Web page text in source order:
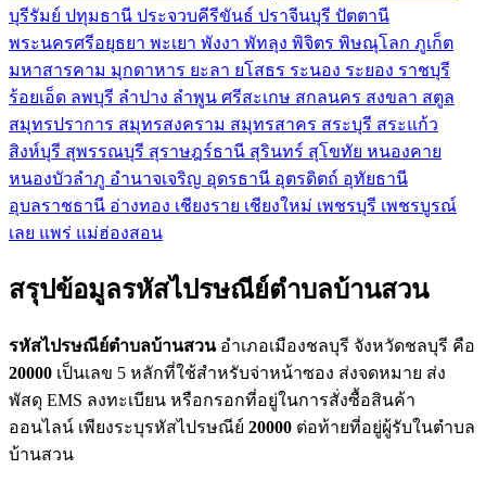
บุรีรัมย์ ปทุมธานี ประจวบคีรีขันธ์ ปราจีนบุรี ปัตตานี
พระนครศรีอยุธยา พะเยา พังงา พัทลุง พิจิตร พิษณุโลก ภูเก็ต
มหาสารคาม มุกดาหาร ยะลา ยโสธร ระนอง ระยอง ราชบุรี
ร้อยเอ็ด ลพบุรี ลำปาง ลำพูน ศรีสะเกษ สกลนคร สงขลา สตูล
สมุทรปราการ สมุทรสงคราม สมุทรสาคร สระบุรี สระแก้ว
สิงห์บุรี สุพรรณบุรี สุราษฎร์ธานี สุรินทร์ สุโขทัย หนองคาย
หนองบัวลำภู อำนาจเจริญ อุดรธานี อุตรดิตถ์ อุทัยธานี
อุบลราชธานี อ่างทอง เชียงราย เชียงใหม่ เพชรบุรี เพชรบูรณ์
เลย แพร่ แม่ฮ่องสอน
สรุปข้อมูลรหัสไปรษณีย์ตำบลบ้านสวน
รหัสไปรษณีย์ตำบลบ้านสวนอำเภอเมืองชลบุรี จังหวัดชลบุรี คือ
20000 เป็นเลข 5 หลักที่ใช้สำหรับจ่าหน้าซอง ส่งจดหมาย ส่ง
พัสดุ EMS ลงทะเบียน หรือกรอกที่อยู่ในการสั่งซื้อสินค้า
ออนไลน์ เพียงระบุรหัสไปรษณีย์ 20000 ต่อท้ายที่อยู่ผู้รับในตำบล
บ้านสวน